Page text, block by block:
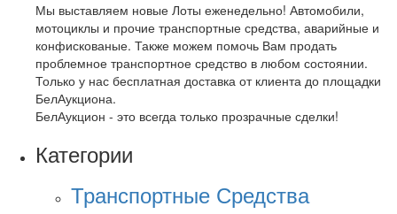
Мы выставляем новые Лоты еженедельно! Автомобили,
мотоциклы и прочие транспортные средства, аварийные и
конфискованые. Также можем помочь Вам продать
проблемное транспортное средство в любом состоянии.
Только у нас бесплатная доставка от клиента до площадки
БелАукциона.
БелАукцион - это всегда только прозрачные сделки!
Категории
Транспортные Средства